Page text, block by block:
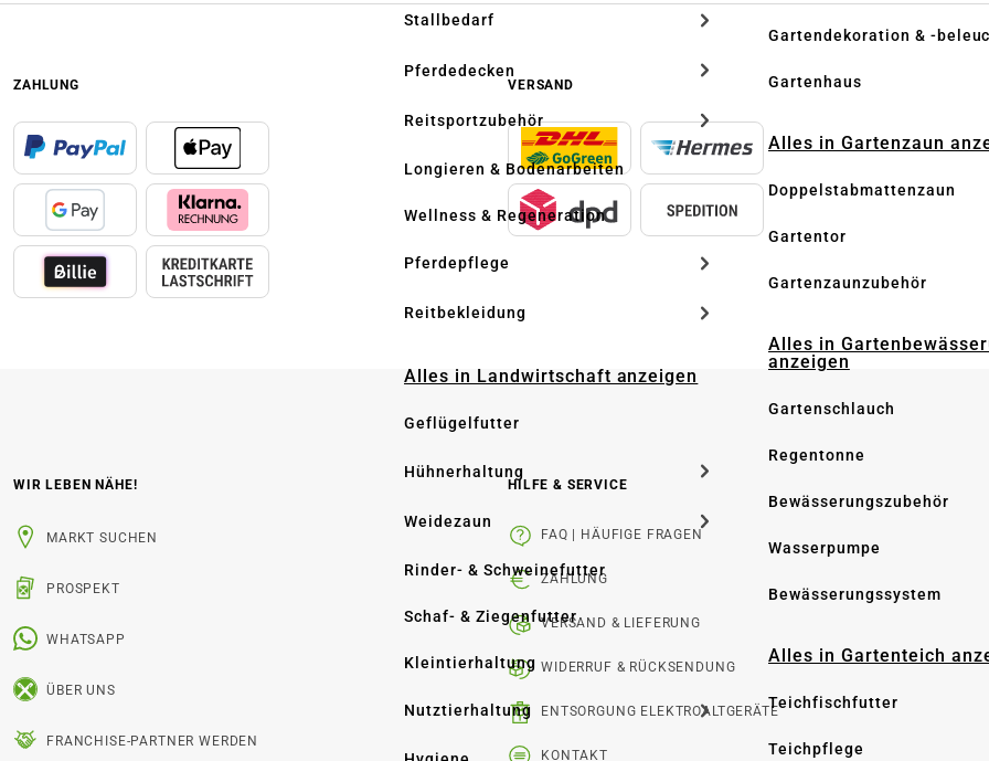
Stallbedarf
Pferdedecken
Reitsportzubehör
Longieren & Bodenarbeiten
Wellness & Regeneration
Pferdepflege
Reitbekleidung
Alles in Landwirtschaft anzeigen
Geflügelfutter
Hühnerhaltung
Weidezaun
Rinder- & Schweinefutter
Schaf- & Ziegenfutter
Kleintierhaltung
Nutztierhaltung
Gartendekoration & -
Gartenhaus
Alles in Gartenzaun
Doppelstabmattenzaun
Gartentor
Gartenzaunzubehör
Alles in
anzeigen
Gartenschlauch
Regentonne
Bewässerungszubehör
Wasserpumpe
Bewässerungssystem
Alles in Gartenteich
Teichfischfutter
Teichpflege
ZAHLUNG VERSAND
WIR LEBEN NÄHE!
MARKT SUCHEN
PROSPEKT
WHATSAPP
ÜBER UNS
FRANCHISE-PARTNER WERDEN
HILFE & SERVICE
FAQ | HÄUFIGE FRAGEN
ZAHLUNG
VERSAND & LIEFERUNG
WIDERRUF & RÜCKSENDUNG
ENTSORGUNG ELEKTROALTGERÄTE
KONTAKT